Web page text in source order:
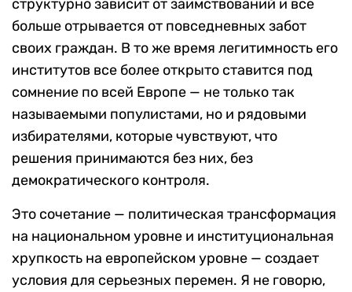
структурно зависит от заимствований и все
больше отрывается от повседневных забот
своих граждан. В то же время легитимность его
институтов все более открыто ставится под
сомнение по всей Европе — не только так
называемыми популистами, но и рядовыми
избирателями, которые чувствуют, что
решения принимаются без них, без
демократического контроля.
Это сочетание — политическая трансформация
на национальном уровне и институциональная
хрупкость на европейском уровне — создает
условия для серьезных перемен. Я не говорю,